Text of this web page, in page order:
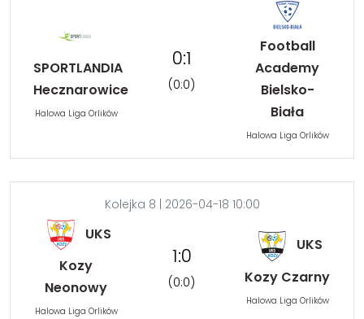
SPORTLANDIA
Hecznarowice
Halowa Liga Orlików
0:1
(0:0)
Football
Academy
Bielsko-
Biała
Halowa Liga Orlików
Kolejka 8 | 2026-04-18 10:00
UKS
Kozy
Neonowy
Halowa Liga Orlików
1:0
(0:0)
UKS
Kozy Czarny
Halowa Liga Orlików